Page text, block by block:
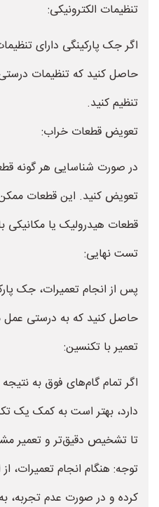
تنظیمات الکترونیکی:
اگر جک پارکینگی دارای
حاصل کنید که تنظیمات
تنظیم کنید.
تعویض قطعات خراب:
در صورت شناسایی هر گونه
تعویض کنید. این قطعات
قطعات هیدرولیک یا مکانیکی
تست نهایی:
پس از انجام تعمیرات، جک
حاصل کنید که به درستی عمل
تعمیر با تکنسین:
اگر تمام گام‌های فوق به
دارد، بهتر است به کمک یک
تا تشخیص دقیق‌تر و تعمیر
توجه: هنگام انجام تعمیرات،
کرده و در صورت عدم